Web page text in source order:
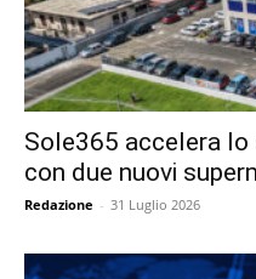
Sole365 accelera lo
con due nuovi
Redazione - 31 Luglio 2026